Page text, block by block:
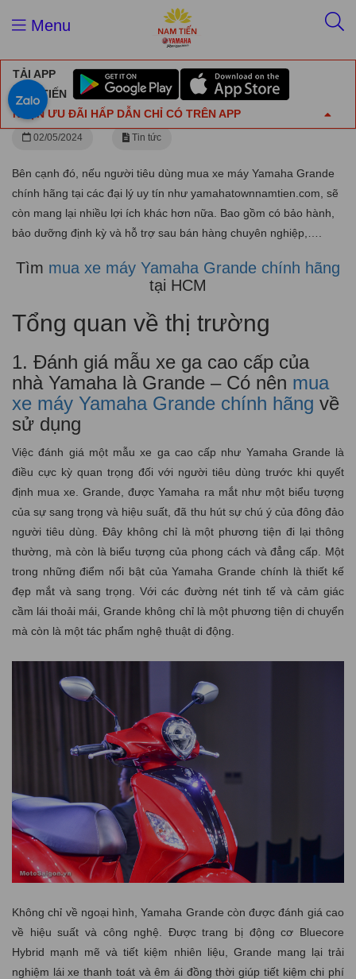
Menu
TẢI APP
NAM TIẾN
NHẬN ƯU ĐÃI HẤP DẪN CHỈ CÓ TRÊN APP
Mua xe máy Yamaha Grande chính hãng tại HCM
Mua xe máy Yamaha Grande chính hãng tại
HCM
02/05/2024 Tin tức
Bên cạnh đó, nếu người tiêu dùng mua xe máy Yamaha Grande
chính hãng tại các đại lý uy tín như yamahatownnamtien.com, sẽ
còn mang lại nhiều lợi ích khác hơn nữa. Bao gồm có bảo hành,
bảo dưỡng định kỳ và hỗ trợ sau bán hàng chuyên nghiệp,….
Tìm mua xe máy Yamaha Grande chính hãng
tại HCM
Tổng quan về thị trường
1. Đánh giá mẫu xe ga cao cấp của
nhà Yamaha là Grande – Có nên mua
xe máy Yamaha Grande chính hãng về
sử dụng
Việc đánh giá một mẫu xe ga cao cấp như Yamaha Grande là
điều cực kỳ quan trọng đối với người tiêu dùng trước khi quyết
định mua xe. Grande, được Yamaha ra mắt như một biểu tượng
của sự sang trọng và hiệu suất, đã thu hút sự chú ý của đông đảo
người tiêu dùng. Đây không chỉ là một phương tiện đi lại thông
thường, mà còn là biểu tượng của phong cách và đẳng cấp. Một
trong những điểm nổi bật của Yamaha Grande chính là thiết kế
đẹp mắt và sang trọng. Với các đường nét tinh tế và cảm giác
cầm lái thoải mái, Grande không chỉ là một phương tiện di chuyển
mà còn là một tác phẩm nghệ thuật di động.
Không chỉ về ngoại hình, Yamaha Grande còn được đánh giá cao
về hiệu suất và công nghệ. Được trang bị động cơ Bluecore
Hybrid mạnh mẽ và tiết kiệm nhiên liệu, Grande mang lại trải
nghiệm lái xe thanh toát và êm ái đồng thời giúp tiết kiệm chi phí